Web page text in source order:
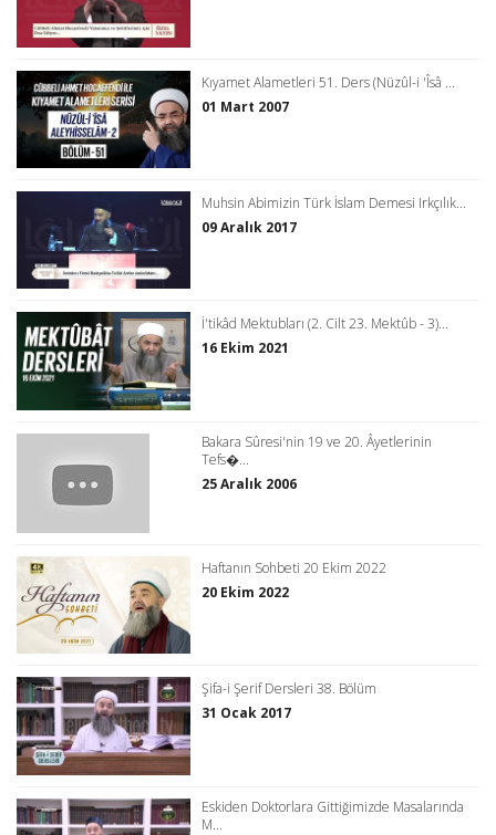
Kıyamet Alametleri 51. Ders (Nüzûl-i 'Îsâ ...
01 Mart 2007
Muhsin Abimizin Türk İslam Demesi Irkçılık...
09 Aralık 2017
İ'tikâd Mektubları (2. Cilt 23. Mektûb - 3)...
16 Ekim 2021
Bakara Sûresi'nin 19 ve 20. Âyetlerinin
Tefs�...
25 Aralık 2006
Haftanın Sohbeti 20 Ekim 2022
20 Ekim 2022
Şifa-i Şerif Dersleri 38. Bölüm
31 Ocak 2017
Eskiden Doktorlara Gittiğimizde Masalarında
M...